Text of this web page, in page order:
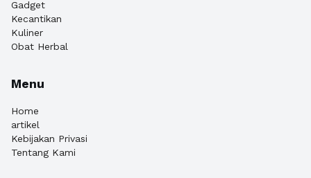
Gadget
Kecantikan
Kuliner
Obat Herbal
Menu
Home
artikel
Kebijakan Privasi
Tentang Kami